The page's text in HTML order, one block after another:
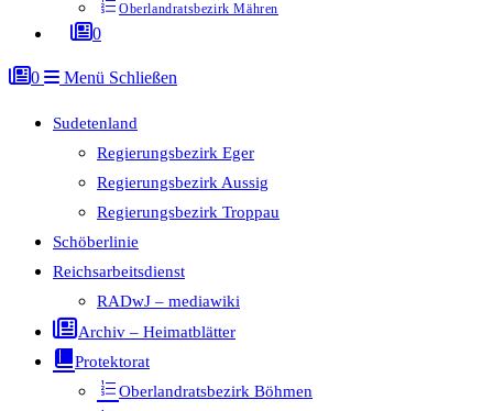
Oberlandratsbezirk Mähren
0
0 Menü Schließen
Sudetenland
Regierungsbezirk Eger
Regierungsbezirk Aussig
Regierungsbezirk Troppau
Schöberlinie
Reichsarbeitsdienst
RADwJ – mediawiki
Archiv – Heimatblätter
Protektorat
Oberlandratsbezirk Böhmen